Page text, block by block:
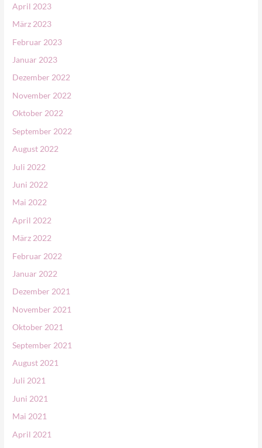
April 2023
März 2023
Februar 2023
Januar 2023
Dezember 2022
November 2022
Oktober 2022
September 2022
August 2022
Juli 2022
Juni 2022
Mai 2022
April 2022
März 2022
Februar 2022
Januar 2022
Dezember 2021
November 2021
Oktober 2021
September 2021
August 2021
Juli 2021
Juni 2021
Mai 2021
April 2021